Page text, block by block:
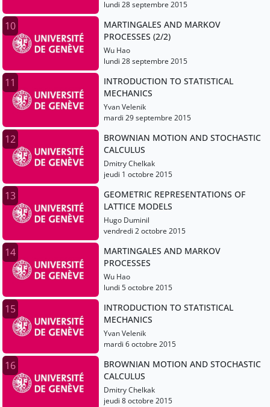
lundi 28 septembre 2015
10
MARTINGALES AND MARKOV
PROCESSES (2/2)
Wu Hao
lundi 28 septembre 2015
11
INTRODUCTION TO STATISTICAL
MECHANICS
Yvan Velenik
mardi 29 septembre 2015
12
BROWNIAN MOTION AND STOCHASTIC
CALCULUS
Dmitry Chelkak
jeudi 1 octobre 2015
13
GEOMETRIC REPRESENTATIONS OF
LATTICE MODELS
Hugo Duminil
vendredi 2 octobre 2015
14
MARTINGALES AND MARKOV
PROCESSES
Wu Hao
lundi 5 octobre 2015
15
INTRODUCTION TO STATISTICAL
MECHANICS
Yvan Velenik
mardi 6 octobre 2015
16
BROWNIAN MOTION AND STOCHASTIC
CALCULUS
Dmitry Chelkak
jeudi 8 octobre 2015